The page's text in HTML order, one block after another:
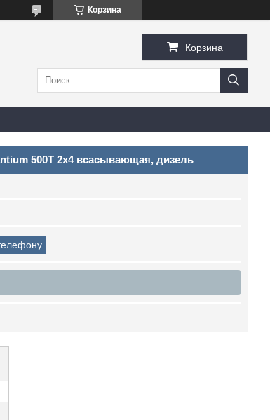
Корзина
Корзина
500T 2х4 всасывающая, дизель